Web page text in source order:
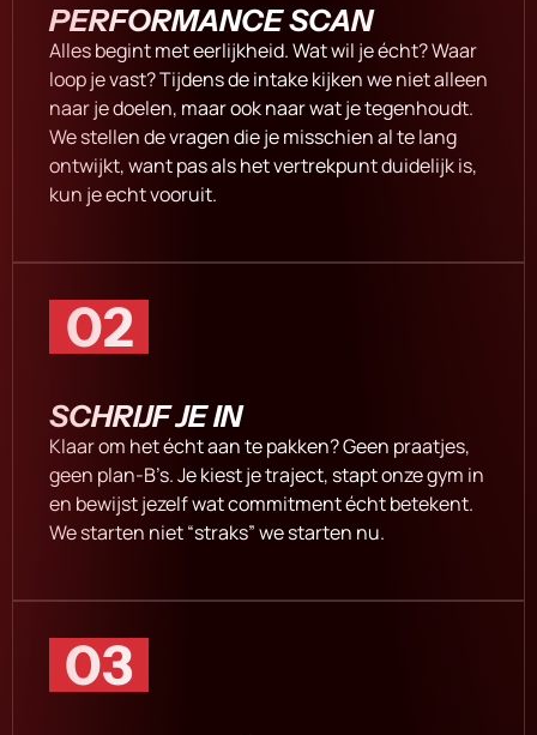
PERFORMANCE SCAN
Alles begint met eerlijkheid. Wat wil je écht? Waar
loop je vast? Tijdens de intake kijken we niet alleen
naar je doelen, maar ook naar wat je tegenhoudt.
We stellen de vragen die je misschien al te lang
ontwijkt, want pas als het vertrekpunt duidelijk is,
kun je echt vooruit.
02
SCHRIJF JE IN
Klaar om het écht aan te pakken? Geen praatjes,
geen plan-B’s. Je kiest je traject, stapt onze gym in
en bewijst jezelf wat commitment écht betekent.
We starten niet “straks” we starten nu.
03